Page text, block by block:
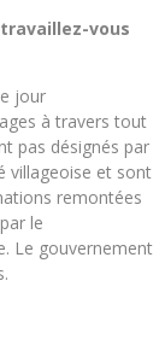
vous
jour
à travers tout
pas désignés par
villageoise et sont
remontées
le
Le gouvernement